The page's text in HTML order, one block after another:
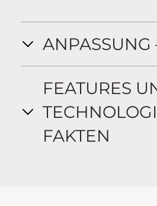
ANPASSUNG
FEATURES
FAKTEN